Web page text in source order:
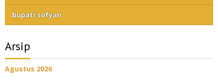
bupati sofyan
Arsip
Agustus 2026